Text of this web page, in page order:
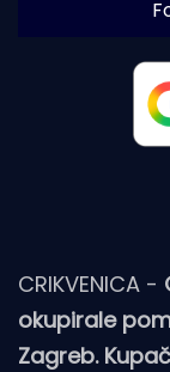
CRIKVENICA -
okupirale
Zagreb.